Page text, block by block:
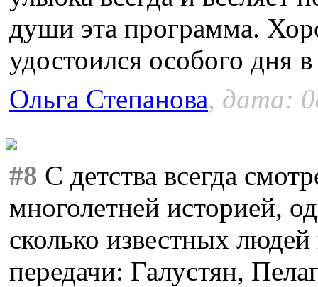
души эта программа.
удостоился особого дня
Ольга Степанова, дата:
#8 С детства всегда
многолетней историей,
сколько известных
передачи: Галустян,